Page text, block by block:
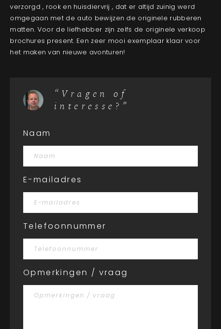
verzorgd , rook en huisdiervrij , dat er altijd zuinig werd
omgegaan met de auto bewijzen de originele rubberen
matten. Voor de liefhebber zijn zelfs de originele verkoop
brochures present. Een zeer mooi exemplaar klaar voor
het maken van nieuwe avonturen!
“Vragen of
interesse?”
Naam
E-mailadres
Telefoonnummer
Opmerkingen / vraag